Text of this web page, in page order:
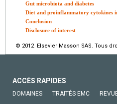
Gut microbiota and diabetes
Diet and proinflammatory cytokines
Conclusion
Disclosure of interest
© 2012 Elsevier Masson SAS. Tous
ACCÈS RAPIDES
DOMAINES TRAITÉS EMC